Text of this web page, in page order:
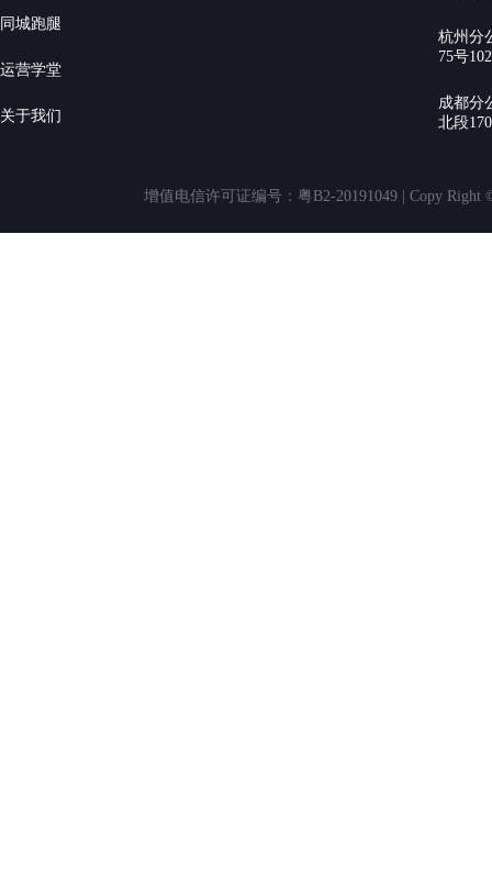
同城跑腿
运营学堂
关于我们
杭州分
75号
成都分
北段
增值电信许可证编号：粤B2-20191049 | Copy